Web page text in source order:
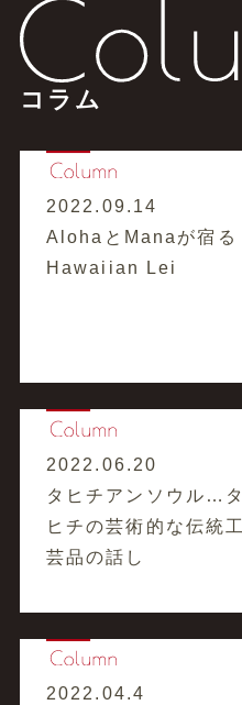
コラム
2022.09.14
AlohaとManaが宿る
Hawaiian Lei
2022.06.20
タヒチアンソウル…タ
ヒチの芸術的な伝統工
芸品の話し
2022.04.4